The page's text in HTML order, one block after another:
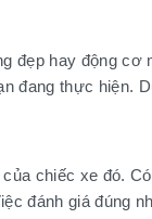
đẹp hay động
đang thực hiện.
chiếc xe đó.
đánh giá đúng